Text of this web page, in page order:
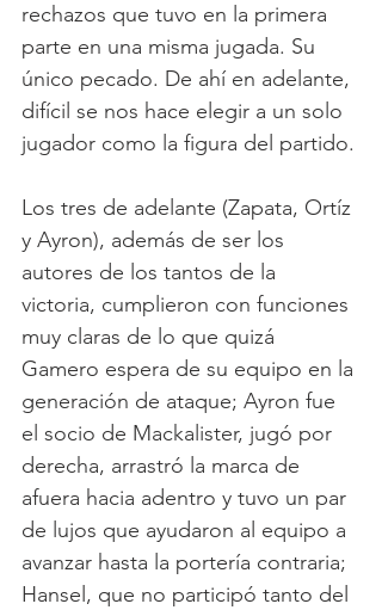
rechazos que tuvo en la primera
parte en una misma jugada. Su
único pecado. De ahí en adelante,
difícil se nos hace elegir a un solo
jugador como la figura del partido.
Los tres de adelante (Zapata, Ortíz
y Ayron), además de ser los
autores de los tantos de la
victoria, cumplieron con funciones
muy claras de lo que quizá
Gamero espera de su equipo en la
generación de ataque; Ayron fue
el socio de Mackalister, jugó por
derecha, arrastró la marca de
afuera hacia adentro y tuvo un par
de lujos que ayudaron al equipo a
avanzar hasta la portería contraria;
Hansel, que no participó tanto del